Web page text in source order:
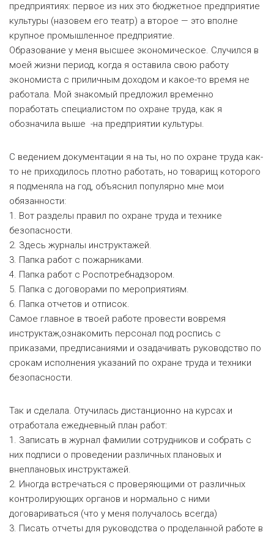
предприятиях: первое из них это бюджетное предприятие
культуры (назовем его театр) а второе — это вполне
крупное промышленное предприятие.
Образование у меня высшее экономическое. Случился в
моей жизни период, когда я оставила свою работу
экономиста с приличным доходом и какое-то время не
работала. Мой знакомый предложил временно
поработать специалистом по охране труда, как я
обозначила выше -на предприятии культуры.
С ведением документации я на ты, но по охране труда как-
то не приходилось плотно работать, но товарищ которого
я подменяла на год, объяснил популярно мне мои
обязанности:
1. Вот разделы правил по охране труда и технике
безопасности.
2. Здесь журналы инструктажей.
3. Папка работ с пожарниками.
4. Папка работ с Роспотребнадзором.
5. Папка с договорами по мероприятиям.
6. Папка отчетов и отписок.
Самое главное в твоей работе провести вовремя
инструктаж,ознакомить персонал под роспись с
приказами, предписаниями и озадачивать руководство по
срокам исполнения указаний по охране труда и техники
безопасности.
Так и сделала. Отучилась дистанционно на курсах и
отработала ежедневный план работ:
1. Записать в журнал фамилии сотрудников и собрать с
них подписи о проведении различных плановых и
внеплановых инструктажей.
2. Иногда встречаться с проверяющими от различных
контролирующих органов и нормально с ними
договариваться (что у меня получалось всегда)
3. Писать отчеты для руководства о проделанной работе в